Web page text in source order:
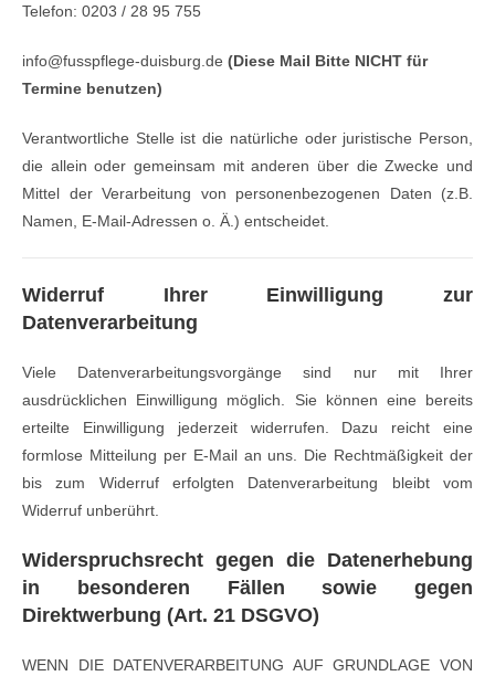
Telefon: 0203 / 28 95 755
info@fusspflege-duisburg.de (Diese Mail Bitte NICHT für
Termine benutzen)
Verantwortliche Stelle ist die natürliche oder juristische Person,
die allein oder gemeinsam mit anderen über die Zwecke und
Mittel der Verarbeitung von personenbezogenen Daten (z.B.
Namen, E-Mail-Adressen o. Ä.) entscheidet.
Widerruf Ihrer Einwilligung zur
Datenverarbeitung
Viele Datenverarbeitungsvorgänge sind nur mit Ihrer
ausdrücklichen Einwilligung möglich. Sie können eine bereits
erteilte Einwilligung jederzeit widerrufen. Dazu reicht eine
formlose Mitteilung per E-Mail an uns. Die Rechtmäßigkeit der
bis zum Widerruf erfolgten Datenverarbeitung bleibt vom
Widerruf unberührt.
Widerspruchsrecht gegen die Datenerhebung
in besonderen Fällen sowie gegen
Direktwerbung (Art. 21 DSGVO)
WENN DIE DATENVERARBEITUNG AUF GRUNDLAGE VON